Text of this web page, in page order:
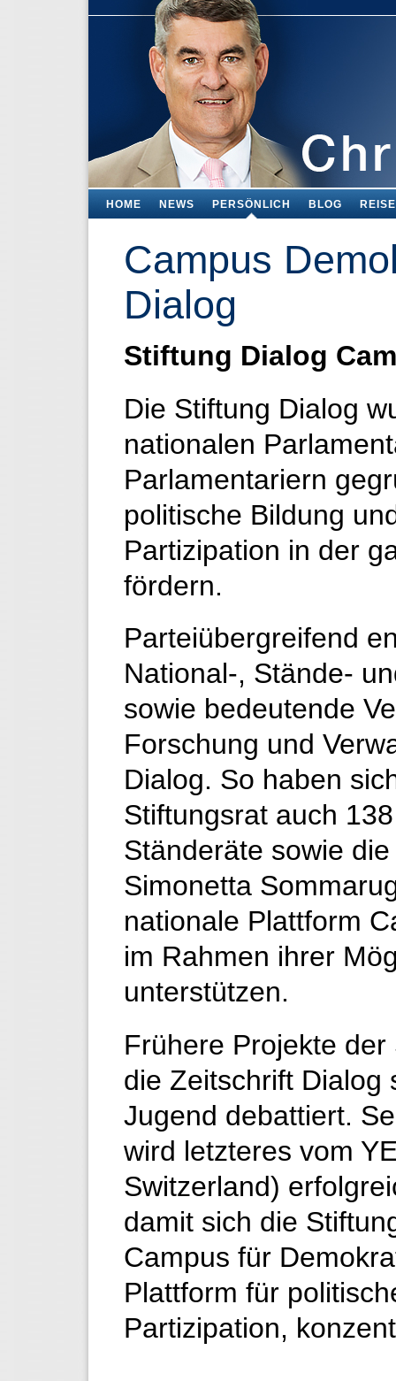
HOME NEWS PERSÖNLICH BLOG
Campus
Dialog
Stiftung Dialog
Die Stiftung Dialog
nationalen
Parlamentariern
politische Bildung
Partizipation in der
fördern.
Parteiübergreifend
National-, Stände-
sowie bedeutende
Forschung und
Dialog. So haben
Stiftungsrat auch
Ständeräte sowie
Simonetta
nationale Plattform
im Rahmen ihrer
unterstützen.
Frühere Projekte
die Zeitschrift Dialog
Jugend debattiert.
wird letzteres vom
Switzerland)
damit sich die
Campus für
Plattform für
Partizipation,